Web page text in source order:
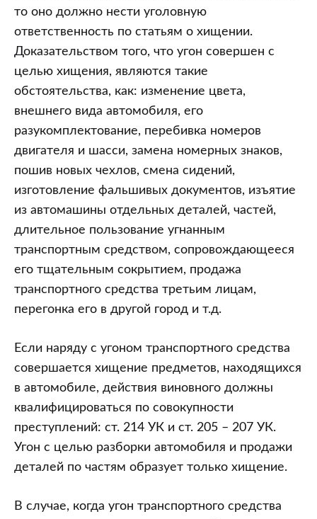
то оно должно нести уголовную
ответственность по статьям о хищении.
Доказательством того, что угон совершен с
целью хищения, являются такие
обстоятельства, как: изменение цвета,
внешнего вида автомобиля, его
разукомплектование, перебивка номеров
двигателя и шасси, замена номерных знаков,
пошив новых чехлов, смена сидений,
изготовление фальшивых документов, изъятие
из автомашины отдельных деталей, частей,
длительное пользование угнанным
транспортным средством, сопровождающееся
его тщательным сокрытием, продажа
транспортного средства третьим лицам,
перегонка его в другой город и т.д.
Если наряду с угоном транспортного средства
совершается хищение предметов, находящихся
в автомобиле, действия виновного должны
квалифицироваться по совокупности
преступлений: ст. 214 УК и ст. 205 – 207 УК.
Угон с целью разборки автомобиля и продажи
деталей по частям образует только хищение.
В случае, когда угон транспортного средства